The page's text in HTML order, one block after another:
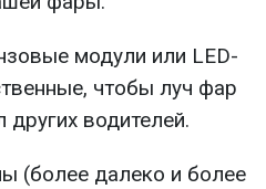
модули или LED-
чтобы луч фар
водителей.
(более далеко и более